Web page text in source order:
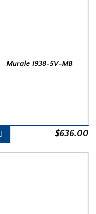
Murale 1938-5V-MB
$636.00